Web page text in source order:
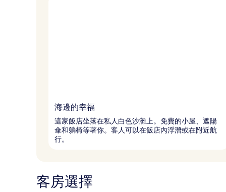
海邊的幸福
這家飯店坐落在私人白色沙灘上。免費的小屋、遮陽
傘和躺椅等著你。客人可以在飯店內浮潛或在附近航
行。
客房選擇